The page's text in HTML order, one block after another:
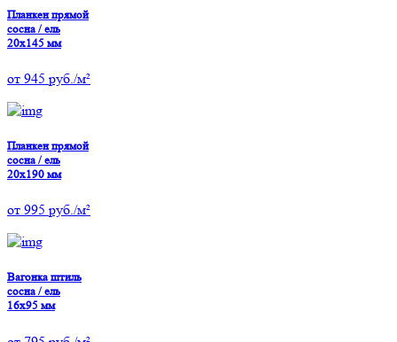
Планкен прямой
сосна / ель
20х145 мм
от 945 руб./м²
Планкен прямой
сосна / ель
20х190 мм
от 995 руб./м²
Вагонка штиль
сосна / ель
16х95 мм